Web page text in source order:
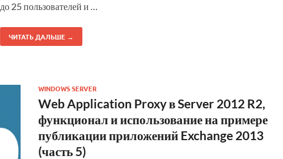
до 25 пользователей и …
ЧИТАТЬ ДАЛЬШЕ →
WINDOWS SERVER
Web Application Proxy в Server 2012 R2,
функционал и использование на примере
публикации приложений Exchange 2013
(часть 5)